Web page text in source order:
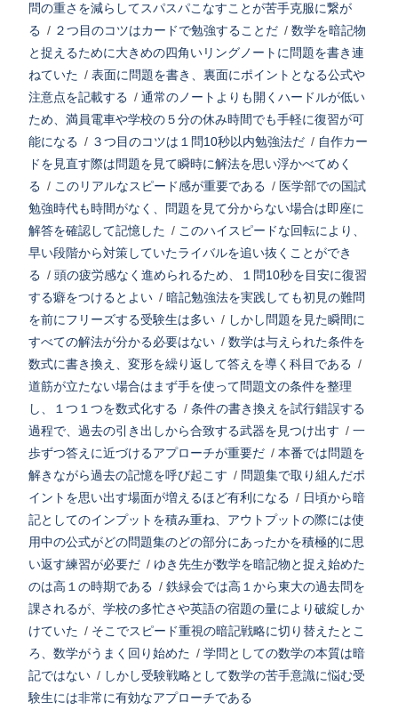
問の重さを減らしてスパスパこなすことが苦手克服に繋が
る / ２つ目のコツはカードで勉強することだ / 数学を暗記物
と捉えるために大きめの四角いリングノートに問題を書き連
ねていた / 表面に問題を書き、裏面にポイントとなる公式や
注意点を記載する / 通常のノートよりも開くハードルが低い
ため、満員電車や学校の５分の休み時間でも手軽に復習が可
能になる / ３つ目のコツは１問10秒以内勉強法だ / 自作カー
ドを見直す際は問題を見て瞬時に解法を思い浮かべてめく
る / このリアルなスピード感が重要である / 医学部での国試
勉強時代も時間がなく、問題を見て分からない場合は即座に
解答を確認して記憶した / このハイスピードな回転により、
早い段階から対策していたライバルを追い抜くことができ
る / 頭の疲労感なく進められるため、１問10秒を目安に復習
する癖をつけるとよい / 暗記勉強法を実践しても初見の難問
を前にフリーズする受験生は多い / しかし問題を見た瞬間に
すべての解法が分かる必要はない / 数学は与えられた条件を
数式に書き換え、変形を繰り返して答えを導く科目である /
道筋が立たない場合はまず手を使って問題文の条件を整理
し、１つ１つを数式化する / 条件の書き換えを試行錯誤する
過程で、過去の引き出しから合致する武器を見つけ出す / 一
歩ずつ答えに近づけるアプローチが重要だ / 本番では問題を
解きながら過去の記憶を呼び起こす / 問題集で取り組んだポ
イントを思い出す場面が増えるほど有利になる / 日頃から暗
記としてのインプットを積み重ね、アウトプットの際には使
用中の公式がどの問題集のどの部分にあったかを積極的に思
い返す練習が必要だ / ゆき先生が数学を暗記物と捉え始めた
のは高１の時期である / 鉄緑会では高１から東大の過去問を
課されるが、学校の多忙さや英語の宿題の量により破綻しか
けていた / そこでスピード重視の暗記戦略に切り替えたとこ
ろ、数学がうまく回り始めた / 学問としての数学の本質は暗
記ではない / しかし受験戦略として数学の苦手意識に悩む受
験生には非常に有効なアプローチである